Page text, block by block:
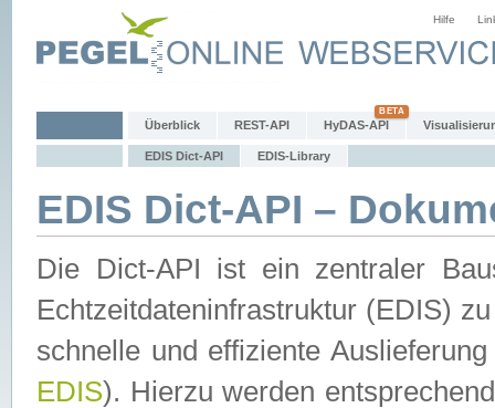
Hilfe
Überblick REST-API HyDAS-API
EDIS Dict-API EDIS-Library
EDIS Dict-API –
Die Dict-API ist ein zentraler
Echtzeitdateninfrastruktur (EDIS)
schnelle und effiziente
EDIS). Hierzu werden